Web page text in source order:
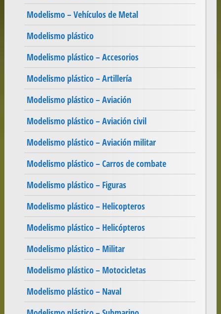
Modelismo – Vehículos de Metal
Modelismo plástico
Modelismo plástico – Accesorios
Modelismo plástico – Artillería
Modelismo plástico – Aviación
Modelismo plástico – Aviación civil
Modelismo plástico – Aviación militar
Modelismo plástico – Carros de combate
Modelismo plástico – Figuras
Modelismo plástico – Helicopteros
Modelismo plástico – Helicópteros
Modelismo plástico – Militar
Modelismo plástico – Motocicletas
Modelismo plástico – Naval